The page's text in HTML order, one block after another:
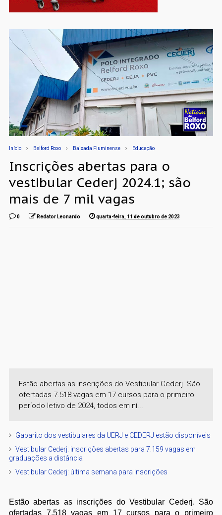
Início Belford Roxo Baixada Fluminense Educação
Inscrições abertas para o
vestibular Cederj 2024.1; são
mais de 7 mil vagas
0 Redator Leonardo quarta-feira, 11 de outubro de 2023
Estão abertas as inscrições do Vestibular Cederj. São
ofertadas 7.518 vagas em 17 cursos para o primeiro
período letivo de 2024, todos em ní...
Gabarito dos vestibulares da UERJ e CEDERJ estão disponíveis
Vestibular Cederj: inscrições abertas para 7.159 vagas em
graduações a distância
Vestibular Cederj: última semana para inscrições
Estão abertas as inscrições do Vestibular Cederj. São
ofertadas 7.518 vagas em 17 cursos para o primeiro